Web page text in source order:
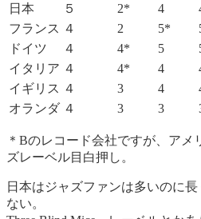
日本
５ 2* 4
フランス ４ 2 5*
ドイツ
４ 4* 5
イタリア ４ 4* 4
イギリス ４ 3 4
オランダ ４ 3 3
＊Bのレコード会社ですが、アメ
ズレーベル目白押し。
日本はジャズファンは多いのに
ない。